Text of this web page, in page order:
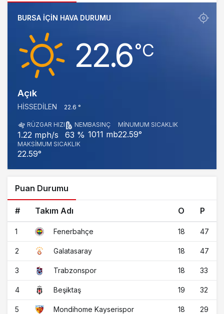
BURSA IÇIN HAVA DURUMU
22.6‎°C
Açık
HISSEDILEN 22.6 °
RÜZGAR HIZI
1.22 mph/s
NEM
63 %
BASINÇ
1011 mb
MINUMUM SICAKLIK
22.59°
MAKSIMUM SICAKLIK
22.59°
Puan Durumu
# Takım Adı O P
1 Fenerbahçe 18 47
2 Galatasaray 18 47
3 Trabzonspor 18 33
4 Beşiktaş 19 32
5 Mondihome Kayserispor 18 29